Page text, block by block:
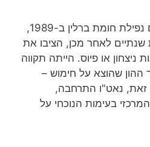
סיום המלחמה הקרה עם נפילת חומת ברלין ב-1989,
שנתיים לאחר מכן, הציבו את
ניצחון או פיוס. הייתה תקווה
ההון שהוצא על חימוש –
זאת, נאט"ו התרחבה,
בעימות הנוכחי על